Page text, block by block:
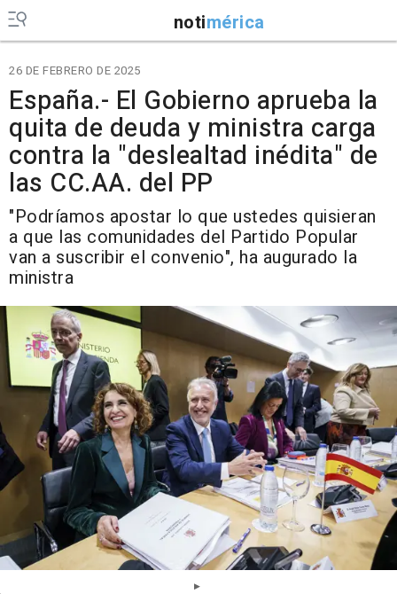
notimérica
26 DE FEBRERO DE 2025
España.- El Gobierno aprueba la
quita de deuda y ministra carga
contra la "deslealtad inédita" de
las CC.AA. del PP
"Podríamos apostar lo que ustedes quisieran
a que las comunidades del Partido Popular
van a suscribir el convenio", ha augurado la
ministra